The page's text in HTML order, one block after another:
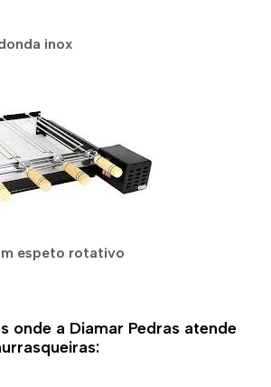
inox
espeto rotativo
onde a Diamar Pedras atende